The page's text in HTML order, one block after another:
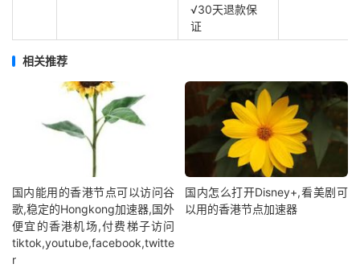
√30天退款保
证
相关推荐
国内能用的香港节点可以访问谷
歌,稳定的Hongkong加速器,国外
便宜的香港机场,付费梯子访问
tiktok,youtube,facebook,twitte
r
国内怎么打开Disney+,看美剧可
以用的香港节点加速器